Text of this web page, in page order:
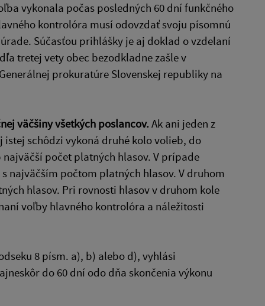
vykonala počas posledných 60 dní funkčného
kontrolóra musí odovzdať svoju písomnú
Súčasťou prihlášky je aj doklad o vzdelaní
tretej vety obec bezodkladne zašle v
prokuratúre Slovenskej republiky na
väčšiny všetkých poslancov.Ak ani jeden z
schôdzi vykoná druhé kolo volieb, do
počet platných hlasov. V prípade
najväčším počtom platných hlasov. V druhom
hlasov. Pri rovnosti hlasov v druhom kole
voľby hlavného kontrolóra a náležitosti
8 písm. a), b) alebo d), vyhlási
do 60 dní odo dňa skončenia výkonu